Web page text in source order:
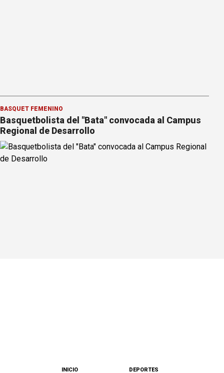
BÁSQUET FEMENINO
Basquetbolista del "Bata" convocada al Campus
Regional de Desarrollo
INICIO DEPORTES